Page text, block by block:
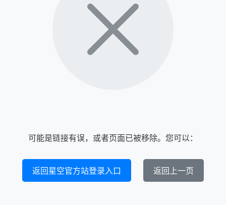
可能是链接有误，或者页面已被移除。您可以：
返回星空官方站登录入口 返回上一页